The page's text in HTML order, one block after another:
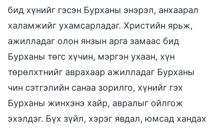
бид хүнийг гэсэн Бурханы энэрэл, анхаарал
халамжийг ухамсарладаг. Христийн ярьж,
ажилладаг олон янзын арга замаас бид
Бурханы төгс хүчин, мэргэн ухаан, хүн
төрөлхтнийг аврахаар ажилладаг Бурханы
чин сэтгэлийн санаа зорилго, хүнийг гэх
Бурханы жинхэнэ хайр, авралыг ойлгож
эхэлдэг. Бүх зүйл, хэрэг явдал, юмсад хандах